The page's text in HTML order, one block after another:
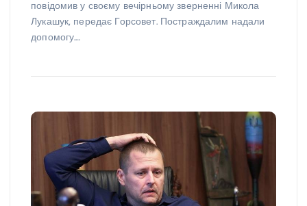
повідомив у своєму вечірньому зверненні Микола
Лукашук, передає Горсовет. Постраждалим надали
допомогу.…